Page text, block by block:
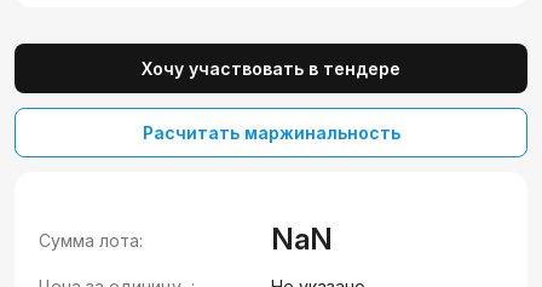
Хочу участвовать в тендере
Расчитать маржинальность
Сумма лота: NaN